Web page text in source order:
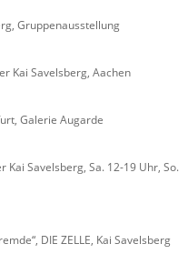
Gruppenausstellung
Kai Savelsberg, Aachen
Galerie Augarde
Savelsberg, Sa. 12-19 Uhr, So.
DIE ZELLE, Kai Savelsberg